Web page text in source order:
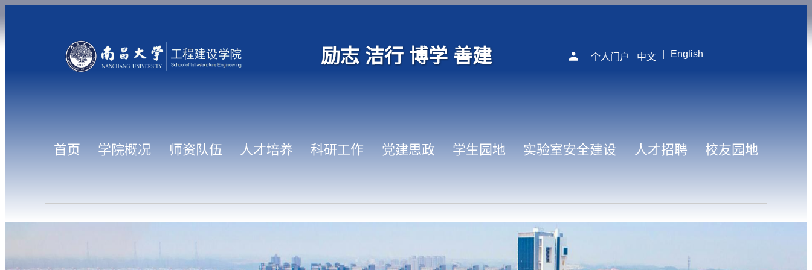
励志 洁行 博学 善建 个人门户 中文 English
首页 学院概况 师资队伍 人才培养 科研工作 党建思政 学生园地 实验室安全建设 人才招聘 校友园地